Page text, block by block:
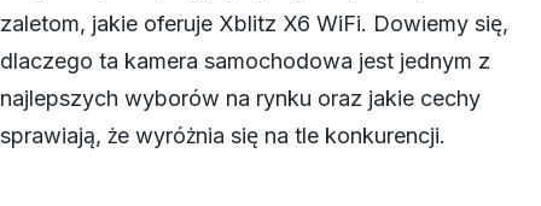
zaletom, jakie oferuje Xblitz X6 WiFi. Dowiemy się,
dlaczego ta kamera samochodowa jest jednym z
najlepszych wyborów na rynku oraz jakie cechy
sprawiają, że wyróżnia się na tle konkurencji.